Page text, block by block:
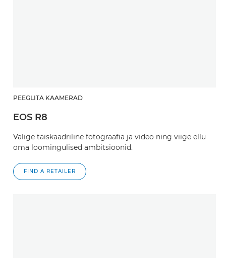
PEEGLITA KAAMERAD
EOS R8
Valige täiskaadriline fotograafia ja video ning viige ellu
oma loomingulised ambitsioonid.
FIND A RETAILER